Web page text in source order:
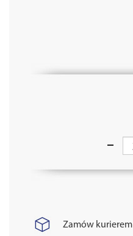
Zamów kurierem